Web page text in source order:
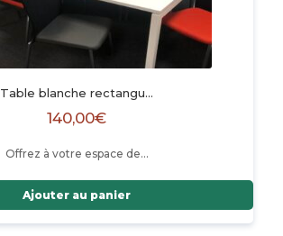
Table blanche rectangu…
140,00€
Offrez à votre espace de…
Ajouter au panier